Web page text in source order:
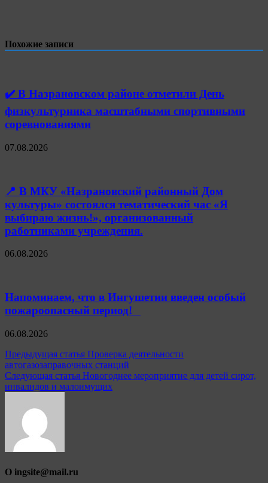
Похожие записи
✔️ В Назрановском районе отметили День
физкультурника масштабными спортивными
соревнованиями
07.08.2026
📍 В МКУ «Назрановский районный Дом
культуры» состоялся тематический час «Я
выбираю жизнь!», организованный
работниками учреждения.
06.08.2026
Напоминаем, что в Ингушетии введен особый
пожароопасный период!⁣⁣⠀
06.08.2026
Навигация
по
записям
Предыдущая статья Проверка деятельности
автогазозаправочных станций
Следующая статья Новогоднее мероприятие для детей сирот,
инвалидов и малоимущих
О ingsite@mail.ru